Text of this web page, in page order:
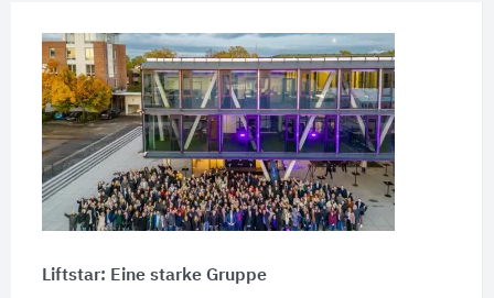
Liftstar: Eine starke Gruppe